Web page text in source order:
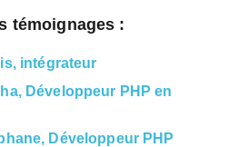
témoignages :
intégrateur
Développeur PHP en
Développeur PHP